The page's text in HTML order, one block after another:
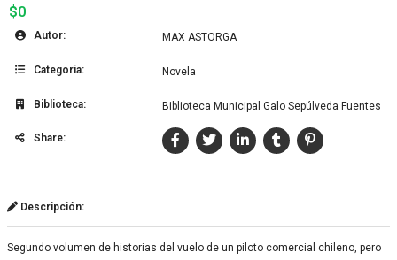
$0
Autor: MAX ASTORGA
Categoría: Novela
Biblioteca: Biblioteca Municipal Galo Sepúlveda Fuentes
Share:
Descripción:
Segundo volumen de historias del vuelo de un piloto comercial chileno, pero